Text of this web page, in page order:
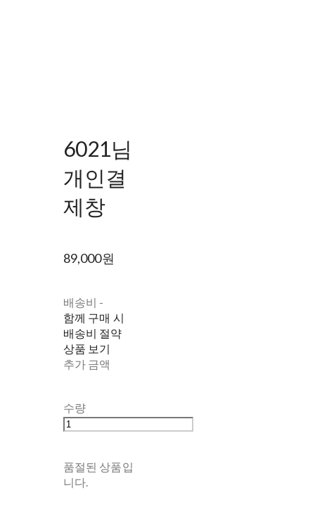
6021님
개인결
제창
89,000원
배송비 -
함께 구매 시
배송비 절약
상품 보기
추가 금액
수량
품절된 상품입
니다.